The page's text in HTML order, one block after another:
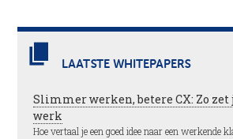
LAATSTE WHITEPAPERS
Slimmer werken, betere CX: Zo zet
werk
Hoe vertaal je een goed idee naar een werkende